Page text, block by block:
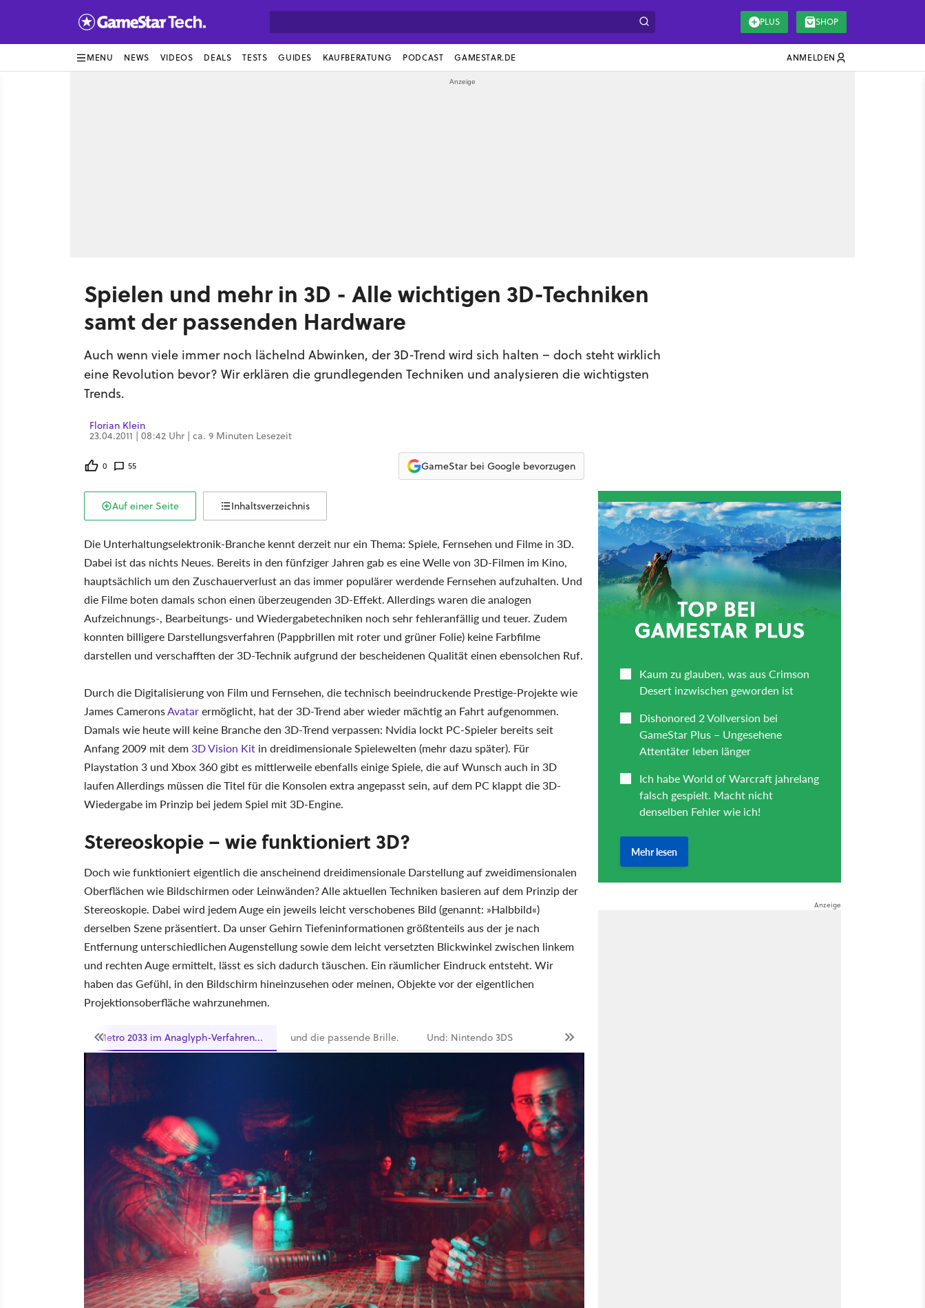
PLUS SHOP
MENU NEWS VIDEOS DEALS TESTS GUIDES KAUFBERATUNG PODCAST GAMESTAR.DE ANMELDEN
Spielen und mehr in 3D - Alle wichtigen 3D-Techniken
samt der passenden Hardware
Auch wenn viele immer noch lächelnd Abwinken, der 3D-Trend wird sich halten – doch steht wirklich
eine Revolution bevor? Wir erklären die grundlegenden Techniken und analysieren die wichtigsten
Trends.
Florian Klein
23.04.2011 | 08:42 Uhr | ca. 9 Minuten Lesezeit
0 55 GameStar bei Google bevorzugen
Auf einer Seite Inhaltsverzeichnis
Die Unterhaltungselektronik-Branche kennt derzeit nur ein Thema: Spiele, Fernsehen und Filme in 3D.
Dabei ist das nichts Neues. Bereits in den fünfziger Jahren gab es eine Welle von 3D-Filmen im Kino,
hauptsächlich um den Zuschauerverlust an das immer populärer werdende Fernsehen aufzuhalten. Und
die Filme boten damals schon einen überzeugenden 3D-Effekt. Allerdings waren die analogen
Aufzeichnungs-, Bearbeitungs- und Wiedergabetechniken noch sehr fehleranfällig und teuer. Zudem
konnten billigere Darstellungsverfahren (Pappbrillen mit roter und grüner Folie) keine Farbfilme
darstellen und verschafften der 3D-Technik aufgrund der bescheidenen Qualität einen ebensolchen Ruf.
Durch die Digitalisierung von Film und Fernsehen, die technisch beeindruckende Prestige-Projekte wie
James CameronsAvatarermöglicht, hat der 3D-Trend aber wieder mächtig an Fahrt aufgenommen.
Damals wie heute will keine Branche den 3D-Trend verpassen: Nvidia lockt PC-Spieler bereits seit
Anfang 2009 mit dem3D Vision Kit in dreidimensionale Spielewelten (mehr dazu später). Für
Playstation 3 und Xbox 360 gibt es mittlerweile ebenfalls einige Spiele, die auf Wunsch auch in 3D
laufen Allerdings müssen die Titel für die Konsolen extra angepasst sein, auf dem PC klappt die 3D-
Wiedergabe im Prinzip bei jedem Spiel mit 3D-Engine.
Stereoskopie – wie funktioniert 3D?
Doch wie funktioniert eigentlich die anscheinend dreidimensionale Darstellung auf zweidimensionalen
Oberflächen wie Bildschirmen oder Leinwänden? Alle aktuellen Techniken basieren auf dem Prinzip der
Stereoskopie. Dabei wird jedem Auge ein jeweils leicht verschobenes Bild (genannt: »Halbbild«)
derselben Szene präsentiert. Da unser Gehirn Tiefeninformationen größtenteils aus der je nach
Entfernung unterschiedlichen Augenstellung sowie dem leicht versetzten Blickwinkel zwischen linkem
und rechten Auge ermittelt, lässt es sich dadurch täuschen. Ein räumlicher Eindruck entsteht. Wir
haben das Gefühl, in den Bildschirm hineinzusehen oder meinen, Objekte vor der eigentlichen
Projektionsoberfläche wahrzunehmen.
Metro 2033 im Anaglyph-Verfahren... und die passende Brille. Und: Nintendo 3DS